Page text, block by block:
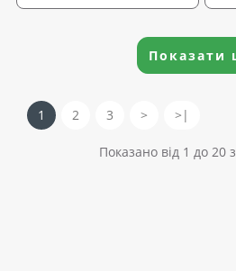
Показати
1 2 3 > >|
Показано від 1 до 20